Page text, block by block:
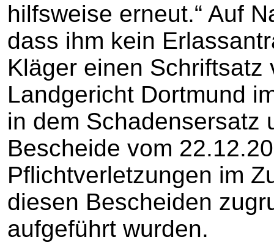
hilfsweise erneut.“ Auf
dass ihm kein
Kläger einen
Landgericht Dortmund
in dem Schadensersatz
Bescheide vom
Pflichtverletzungen im
diesen Bescheiden
aufgeführt wurden.